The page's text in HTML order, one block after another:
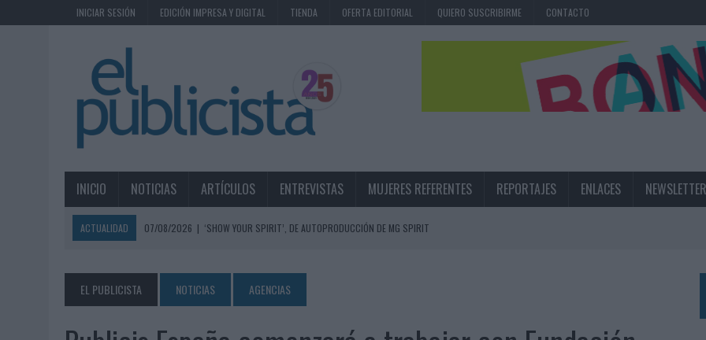
INICIAR SESIÓN EDICIÓN IMPRESA Y DIGITAL TIENDA OFERTA EDITORIAL QUIERO SUSCRIBIRME CONTACTO
INICIO NOTICIAS ARTÍCULOS ENTREVISTAS MUJERES REFERENTES REPORTAJES ENLACES NEWSLETTER
ACTUALIDAD 07/08/2026 | ‘SHOW YOUR SPIRIT’, DE AUTOPRODUCCIÓN DE MG SPIRIT
07/08/2026 | MG SPIRIT RELANZA SU MARCA CON UNA ESTRATEGIA 360º CENTRADA EN EL ORIGEN BARCELONÉS
07/08/2026
|
PATRÓN CONVIERTE EL NUEVO SINGLE DE ARÓN PIPER EN UNA EXPERIENCIA DE MARCA EN IBIZA
EL PUBLICISTA NOTICIAS AGENCIAS